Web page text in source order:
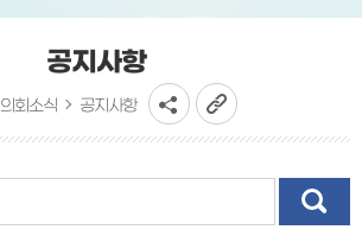
공지사항
의회소식 공지사항